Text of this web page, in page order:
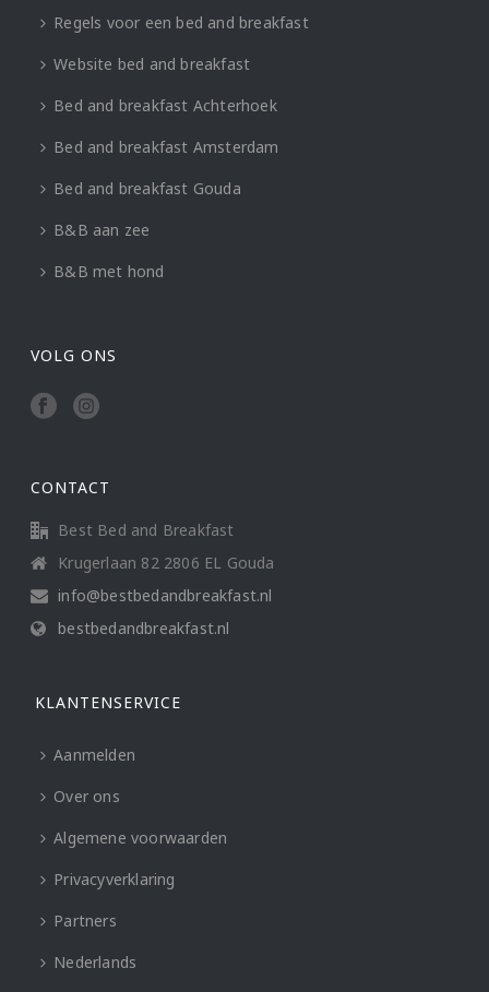
Regels voor een bed and breakfast
Website bed and breakfast
Bed and breakfast Achterhoek
Bed and breakfast Amsterdam
Bed and breakfast Gouda
B&B aan zee
B&B met hond
VOLG ONS
CONTACT
Best Bed and Breakfast
Krugerlaan 82 2806 EL Gouda
info@bestbedandbreakfast.nl
bestbedandbreakfast.nl
KLANTENSERVICE
Aanmelden
Over ons
Algemene voorwaarden
Privacyverklaring
Partners
Nederlands